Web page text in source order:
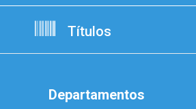
Títulos
Departamentos